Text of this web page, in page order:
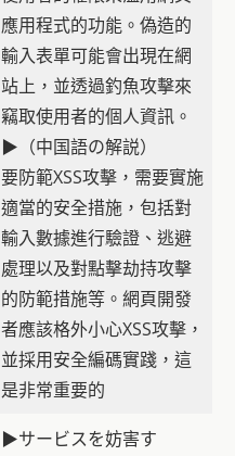
應用程式的功能。偽造的
輸入表單可能會出現在網
站上，並透過釣魚攻擊來
竊取使用者的個人資訊。
▶（中国語の解説）
要防範XSS攻擊，需要實施
適當的安全措施，包括對
輸入數據進行驗證、逃避
處理以及對點擊劫持攻擊
的防範措施等。網頁開發
者應該格外小心XSS攻擊，
並採用安全編碼實踐，這
是非常重要的
▶サービスを妨害す